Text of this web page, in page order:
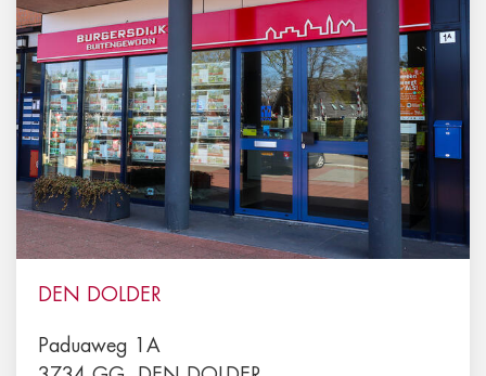
DEN DOLDER
Paduaweg 1A